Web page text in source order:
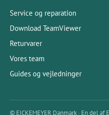
Service og reparation
Download TeamViewer
Returvarer
Vores team
Guides og vejledninger
© EICKEMEYER Danmark · En del af